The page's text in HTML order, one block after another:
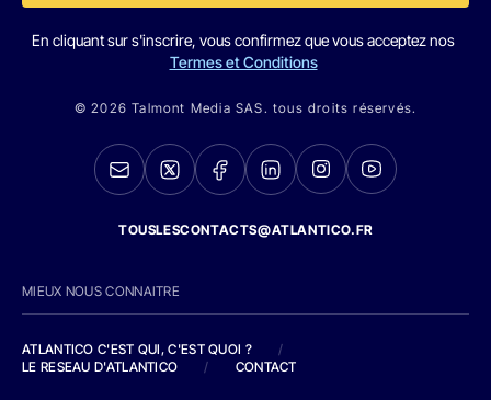
En cliquant sur s'inscrire, vous confirmez que vous acceptez nos
Termes et Conditions
© 2026 Talmont Media SAS. tous droits réservés.
TOUSLESCONTACTS@ATLANTICO.FR
MIEUX NOUS CONNAITRE
ATLANTICO C'EST QUI, C'EST QUOI ?
/
LE RESEAU D'ATLANTICO
/ CONTACT